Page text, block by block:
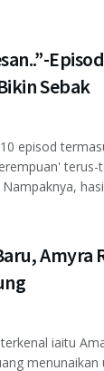
Sebak
episod
Amyra
iaitu